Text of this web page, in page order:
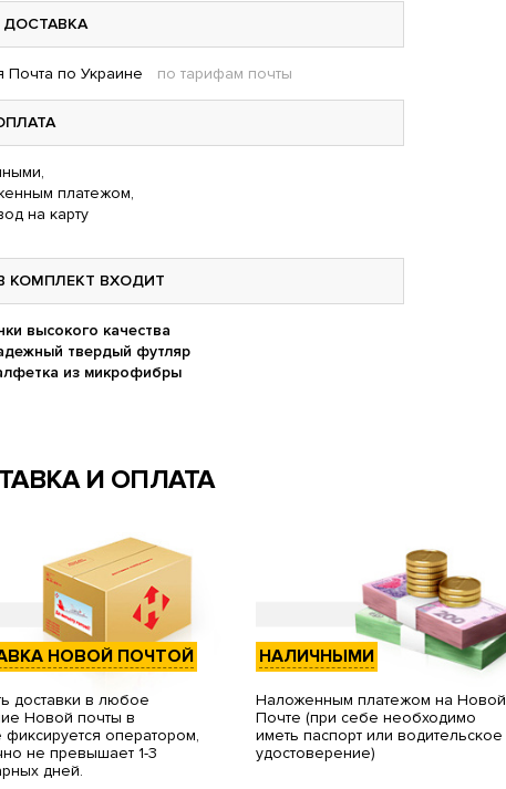
ДОСТАВКА
Почта по Украине по тарифам почты
платежом,
на карту
КОМПЛЕКТ ВХОДИТ
высокого качества
твердый футляр
из микрофибры
И ОПЛАТА
НОВОЙ ПОЧТОЙ
доставки в любое
Новой почты в
фиксируется оператором,
не превышает 1-3
дней.
НАЛИЧНЫМИ
Наложенным платежом на Новой
Почте (при себе необходимо
иметь паспорт или водительское
удостоверение)